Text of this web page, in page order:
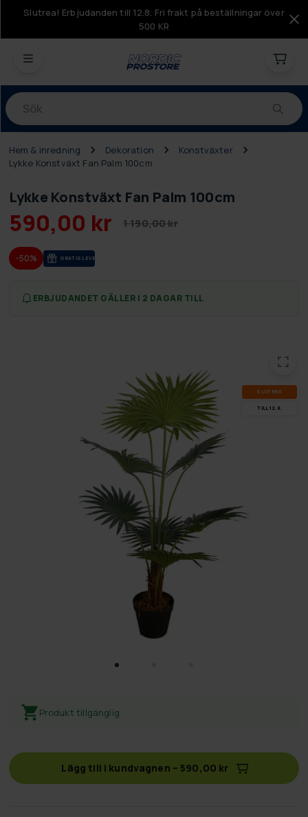
Slutrea! Erbjudanden till 12.8. Fri frakt på beställningar över
500 KR
Produkter
Hem & inredning Dekoration
Konstväxter
Lykke Konstväxt Fan Palm 100cm
Lykke Konstväxt Fan Palm 100cm
590,00 kr 1 190,00 kr
-50% GRA­TIS LE­VE­RANS
ERBJUDANDET GÄLLER I 2 DAGAR TILL
SLUT­REA
TILL 12.8.
Produkt tillgänglig
Lägg till i kundvagnen – 590,00 kr